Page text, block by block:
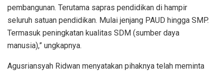
pembangunan. Terutama sapras pendidikan di hampir
seluruh satuan pendidikan. Mulai jenjang PAUD hingga SMP.
Termasuk peningkatan kualitas SDM (sumber daya
manusia),” ungkapnya.
Agusriansyah Ridwan menyatakan pihaknya telah meminta